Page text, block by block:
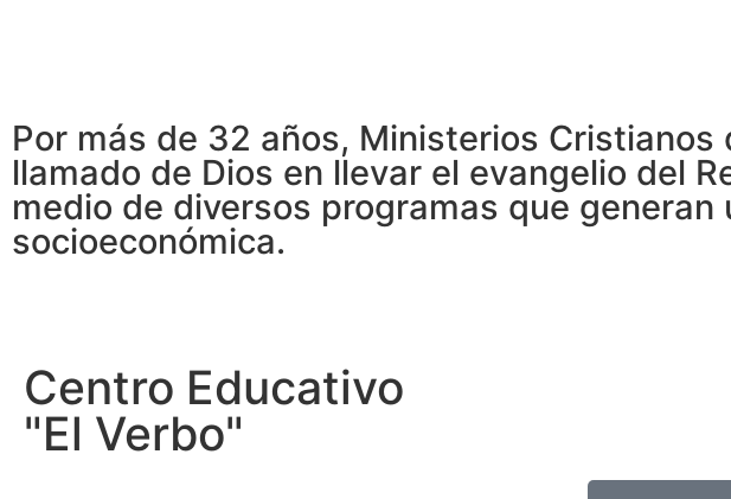
Por más de 32 años, Ministerios
llamado de Dios en llevar el evangelio del
medio de diversos programas que
socioeconómica.
Centro Educativo
"El Verbo"